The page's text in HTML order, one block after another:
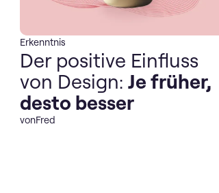
Erkenntnis
Der positive Einfluss
von Design: Je früher,
desto besser
vonFred